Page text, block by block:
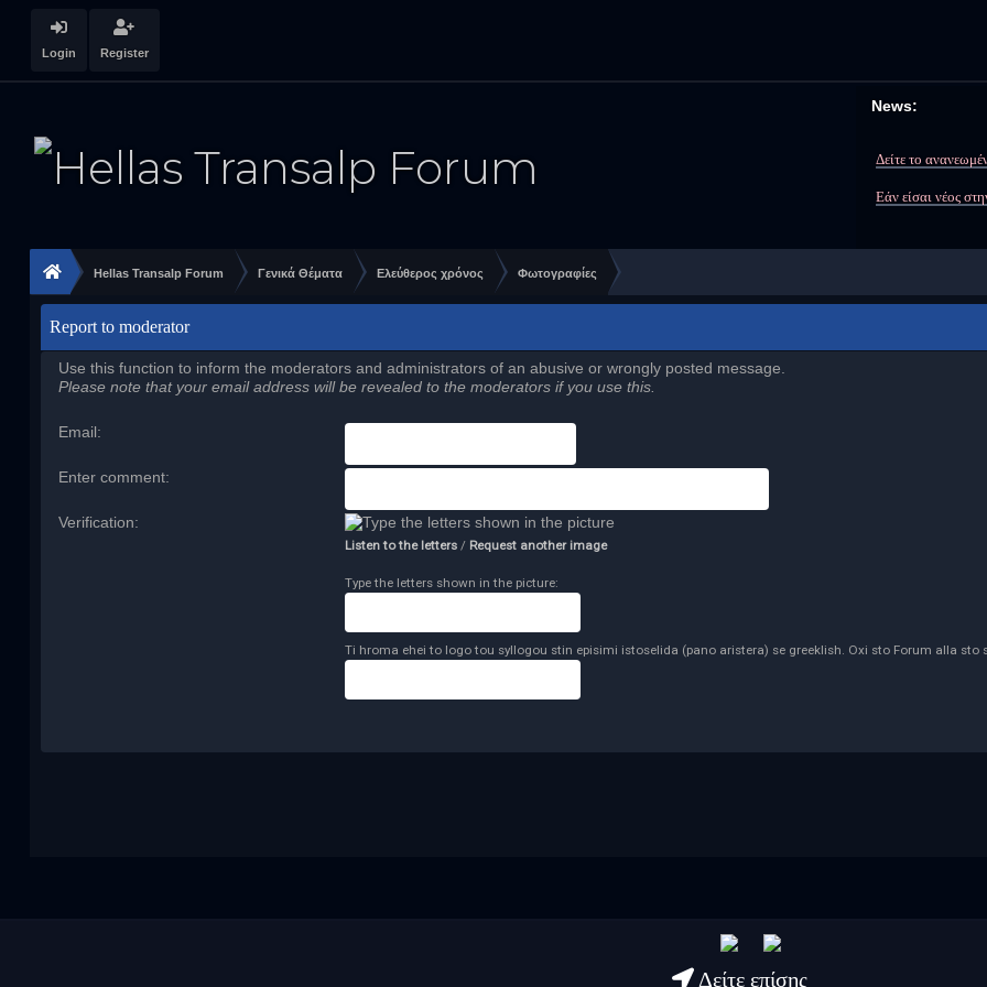
Login Register
News:
Δείτε το
Εάν είσαι νέος
Hellas Transalp Forum Γενικά Θέματα Ελεύθερος χρόνος Φωτογραφίες
Report to moderator
Use this function to inform the moderators and administrators of an abusive or wrongly posted message.
Please note that your email address will be revealed to the moderators if you use this.
Email :
Enter comment:
Verification:
Listen to the letters / Request another image
Type the letters shown in the picture:
Ti hroma ehei to logo tou syllogou stin episimi istoselida (pano aristera) se greeklish. Oxi sto Forum alla sto
Δείτε επίσης